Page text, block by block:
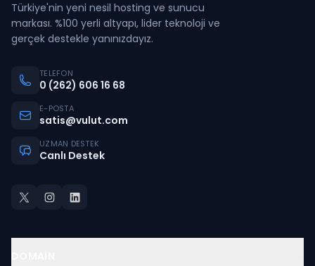
Türkiye'nin yeni nesil hosting ve sunucu
markası. %100 yerli altyapı, lider teknoloji ve
gerçek destekle yanınızdayız.
TELEFON
0 (262) 606 16 68
E-POSTA
satis@vulut.com
UZMAN DESTEK
Canlı Destek